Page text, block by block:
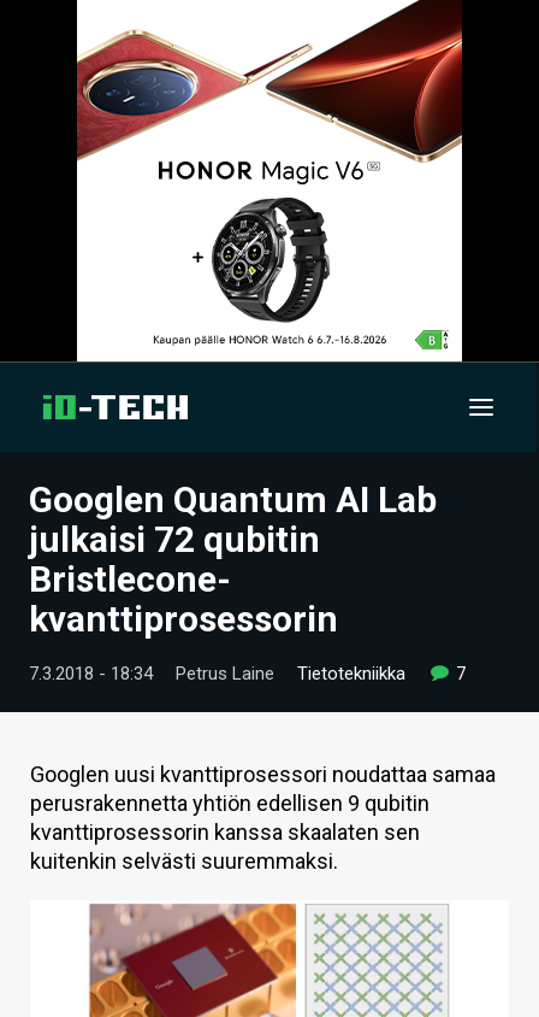
UUTISET
ARTIKKELIT
VIDEOT
TECHBBS
HINTA.FI
KAUPPA
VAIHDA TEEMA
HAKU
Googlen Quantum AI Lab
julkaisi 72 qubitin
Bristlecone-
kvanttiprosessorin
7.3.2018 - 18:34 Petrus Laine Tietotekniikka 7
Googlen uusi kvanttiprosessori noudattaa samaa
perusrakennetta yhtiön edellisen 9 qubitin
kvanttiprosessorin kanssa skaalaten sen
kuitenkin selvästi suuremmaksi.